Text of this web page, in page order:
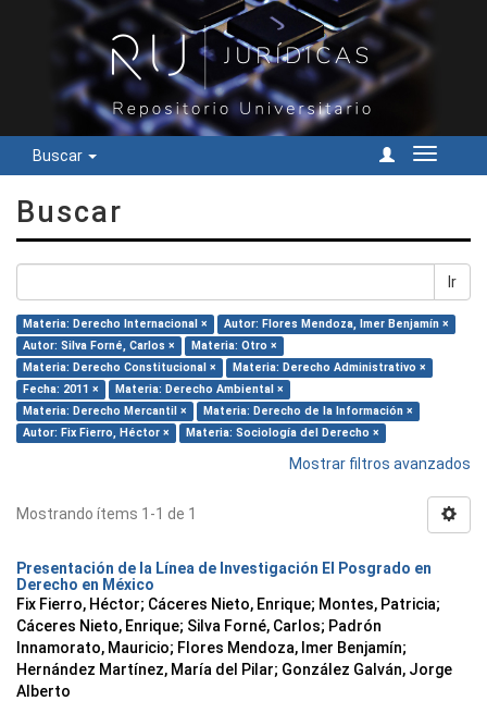
Buscar
Cambiar
Buscar
Ir
Materia: Derecho Internacional ×
Autor: Flores Mendoza, Imer Benjamín ×
Autor: Silva Forné, Carlos ×
Materia: Otro ×
Materia: Derecho Constitucional ×
Materia: Derecho Administrativo ×
Fecha: 2011 ×
Materia: Derecho Ambiental ×
Materia: Derecho Mercantil ×
Materia: Derecho de la Información ×
Autor: Fix Fierro, Héctor ×
Materia: Sociología del Derecho ×
Mostrar filtros avanzados
Mostrando ítems 1-1 de 1
Presentación de la Línea de Investigación El Posgrado en
Derecho en México
Fix Fierro, Héctor; Cáceres Nieto, Enrique; Montes, Patricia;
Cáceres Nieto, Enrique; Silva Forné, Carlos; Padrón
Innamorato, Mauricio; Flores Mendoza, Imer Benjamín;
Hernández Martínez, María del Pilar; González Galván, Jorge
Alberto